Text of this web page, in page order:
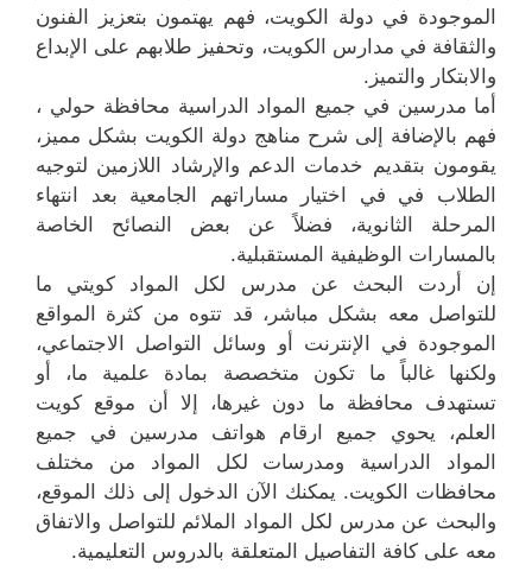
الموجودة في دولة الكويت، فهم يهتمون بتعزيز الفنون
والثقافة في مدارس الكويت، وتحفيز طلابهم على الإبداع
والابتكار والتميز.
أما مدرسين في جميع المواد الدراسية محافظة حولي ،
فهم بالإضافة إلى شرح مناهج دولة الكويت بشكل مميز،
يقومون بتقديم خدمات الدعم والإرشاد اللازمين لتوجيه
الطلاب في في اختيار مساراتهم الجامعية بعد انتهاء
المرحلة الثانوية، فضلاً عن بعض النصائح الخاصة
بالمسارات الوظيفية المستقبلية.
إن أردت البحث عن مدرس لكل المواد كويتي ما
للتواصل معه بشكل مباشر، قد تتوه من كثرة المواقع
الموجودة في الإنترنت أو وسائل التواصل الاجتماعي،
ولكنها غالباً ما تكون متخصصة بمادة علمية ما، أو
تستهدف محافظة ما دون غيرها، إلا أن موقع كويت
العلم، يحوي جميع ارقام هواتف مدرسين في جميع
المواد الدراسية ومدرسات لكل المواد من مختلف
محافظات الكويت. يمكنك الآن الدخول إلى ذلك الموقع،
والبحث عن مدرس لكل المواد الملائم للتواصل والاتفاق
معه على كافة التفاصيل المتعلقة بالدروس التعليمية.